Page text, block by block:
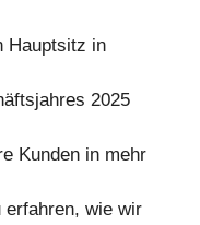
Hauptsitz in
2025
Kunden in mehr
erfahren, wie wir